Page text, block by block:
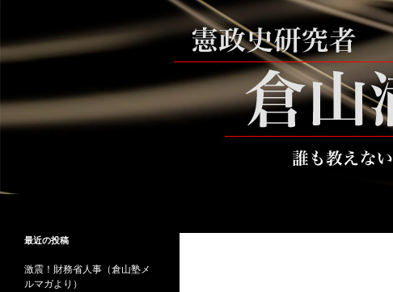
テ
ン
へ
ス
倉山満の砦～誰も教えない時事と教
最近の投稿
激震！財務省人事（倉山塾メ
ルマガより）